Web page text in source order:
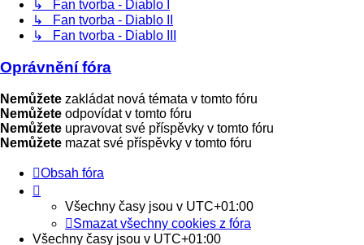
↳ Fan tvorba - Diablo I
↳ Fan tvorba - Diablo II
↳ Fan tvorba - Diablo III
Oprávnění fóra
Nemůžete zakládat nová témata v tomto fóru
Nemůžete odpovídat v tomto fóru
Nemůžete upravovat své příspěvky v tomto fóru
Nemůžete mazat své příspěvky v tomto fóru
Obsah fóra
Všechny časy jsou v UTC+01:00
Smazat všechny cookies z fóra
Všechny časy jsou v UTC+01:00